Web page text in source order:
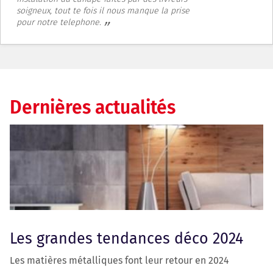
soigneux, tout te fois il nous manque la prise
pour notre telephone.
Dernières actualités
Les grandes tendances déco 2024
Les matières métalliques font leur retour en 2024